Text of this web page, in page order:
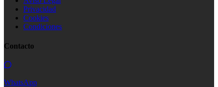
Privacidad
Cookies
Condiciones
Contacto
WhatsApp